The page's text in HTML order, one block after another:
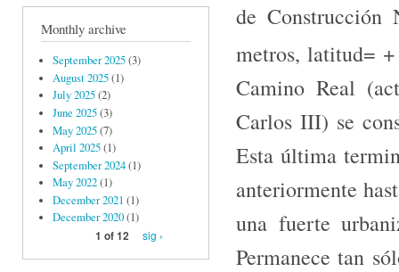
Monthly archive
September 2025(3)
August 2025(1)
July 2025(2)
June 2025(3)
May 2025(7)
April 2025(1)
September 2024(1)
May 2022(1)
December 2021 (1)
December 2020(1)
1 of 12
sig ›
de
metros, latitud=
Camino Real
Carlos III) se
Esta última
anteriormente
una fuerte
Permanece tan